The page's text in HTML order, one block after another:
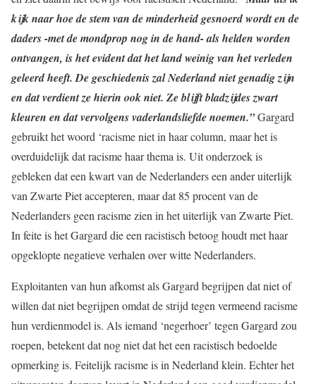
kijk naar hoe de stem van de minderheid gesnoerd wordt en de
daders -met de mondprop nog in de hand- als helden worden
ontvangen, is het evident dat het land weinig van het verleden
geleerd heeft. De geschiedenis zal Nederland niet genadig zijn
en dat verdient ze hierin ook niet. Ze blijft bladzijdes zwart
kleuren en dat vervolgens vaderlandsliefde noemen.”Gargard
gebruikt het woord ‘racisme niet in haar column, maar het is
overduidelijk dat racisme haar thema is. Uit onderzoek is
gebleken dat een kwart van de Nederlanders een ander uiterlijk
van Zwarte Piet accepteren, maar dat 85 procent van de
Nederlanders geen racisme zien in het uiterlijk van Zwarte Piet.
In feite is het Gargard die een racistisch betoog houdt met haar
opgeklopte negatieve verhalen over witte Nederlanders.
Exploitanten van hun afkomst als Gargard begrijpen dat niet of
willen dat niet begrijpen omdat de strijd tegen vermeend racisme
hun verdienmodel is. Als iemand ‘negerhoer’ tegen Gargard zou
roepen, betekent dat nog niet dat het een racistisch bedoelde
opmerking is. Feitelijk racisme is in Nederland klein. Echter het